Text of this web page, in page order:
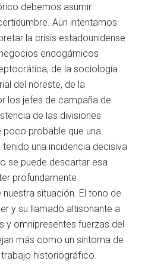
debemos asumir
Aún intentamos
la crisis estadounidense
endogámicos
de la sociología
del noreste, de la
los jefes de campaña de
de las divisiones
poco probable que una
una incidencia decisiva
se puede descartar esa
profundamente
situación. El tono de
y su llamado altisonante a
y omnipresentes fuerzas del
más como un síntoma de
historiográfico.